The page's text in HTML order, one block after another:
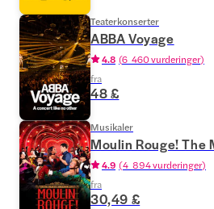
Teaterkonserter
ABBA Voyage
4.8 (6 460 vurderinger)
fra
48 £
Musikaler
Moulin Rouge! The
4.9 (4 894 vurderinger)
fra
30,49 £